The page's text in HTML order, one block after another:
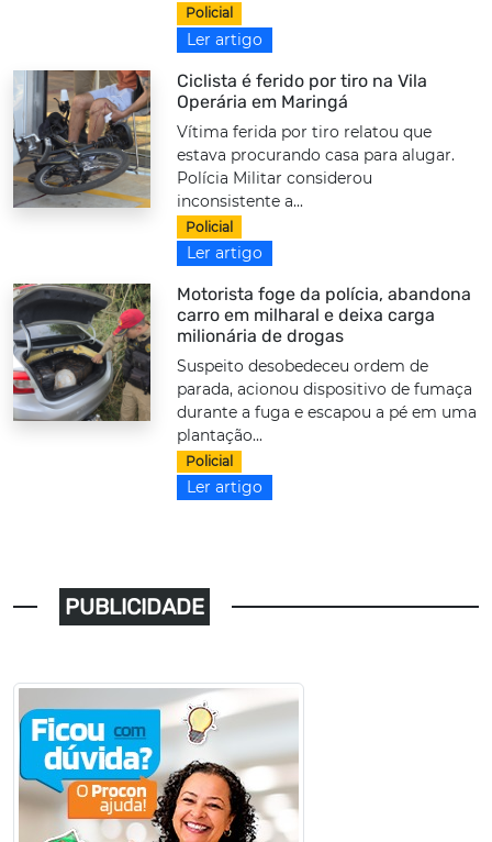
Policial
Ler artigo
Ciclista é ferido por tiro na Vila
Operária em Maringá
Vítima ferida por tiro relatou que
estava procurando casa para alugar.
Polícia Militar considerou
inconsistente a...
Policial
Ler artigo
Motorista foge da polícia, abandona
carro em milharal e deixa carga
milionária de drogas
Suspeito desobedeceu ordem de
parada, acionou dispositivo de fumaça
durante a fuga e escapou a pé em uma
plantação...
Policial
Ler artigo
PUBLICIDADE